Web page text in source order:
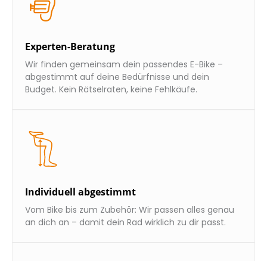
Experten-Beratung
Wir finden gemeinsam dein passendes E-Bike –
abgestimmt auf deine Bedürfnisse und dein
Budget. Kein Rätselraten, keine Fehlkäufe.
Individuell abgestimmt
Vom Bike bis zum Zubehör: Wir passen alles genau
an dich an – damit dein Rad wirklich zu dir passt.